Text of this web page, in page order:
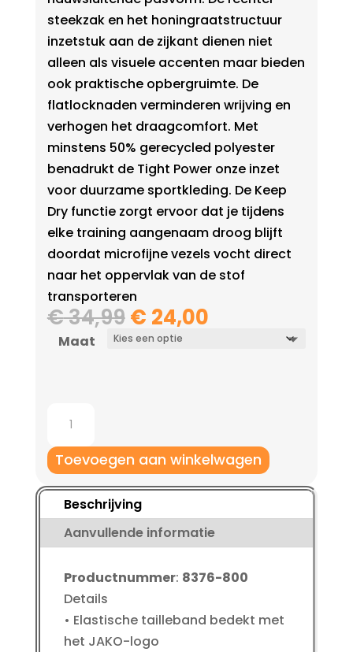
steekzak en het honingraatstructuur
inzetstuk aan de zijkant dienen niet
alleen als visuele accenten maar bieden
ook praktische opbergruimte. De
flatlocknaden verminderen wrijving en
verhogen het draagcomfort. Met
minstens 50% gerecycled polyester
benadrukt de Tight Power onze inzet
voor duurzame sportkleding. De Keep
Dry functie zorgt ervoor dat je tijdens
elke training aangenaam droog blijft
doordat microfijne vezels vocht direct
naar het oppervlak van de stof
transporteren
€34,99 Oorspronkelijke
prijs
€ 24,00Huidige
Maat
Korte
Tight
volwassenen
aantal
Toevoegen aan winkelwagen
Beschrijving
Aanvullende informatie
Productnummer: 8376-800
Details
• Elastische tailleband bedekt met
het JAKO-logo